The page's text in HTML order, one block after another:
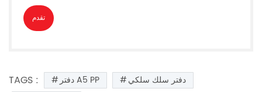
TAGS : دفتر A5 PP
دفتر سلك سلكي